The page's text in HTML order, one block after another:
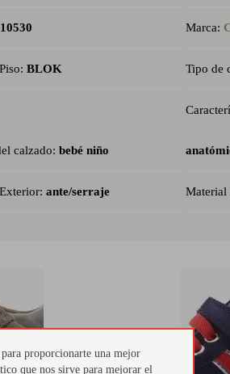
10530 Marca:
BLOK Tipo de
calzado: bebé niño
ante/serraje Material
proporcionarte una mejor
que nos sirve para mejorar el